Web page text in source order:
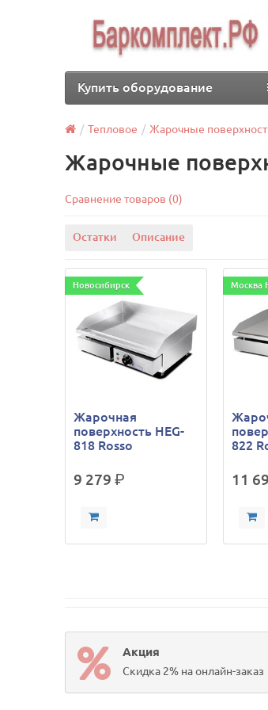
Купить оборудование
Тепловое Жарочные
Жарочные
Сравнение товаров (0)
Остатки Описание
Новосибирск
Жарочная
поверхность HEG-
818 Rosso
9 279р.
Москва
822
11
Акция
Скидка 2% на онлайн-заказ